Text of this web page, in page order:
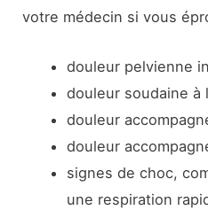
votre médecin si vous
douleur pelvienne
douleur soudaine à
douleur
douleur
signes de choc,
une respiration